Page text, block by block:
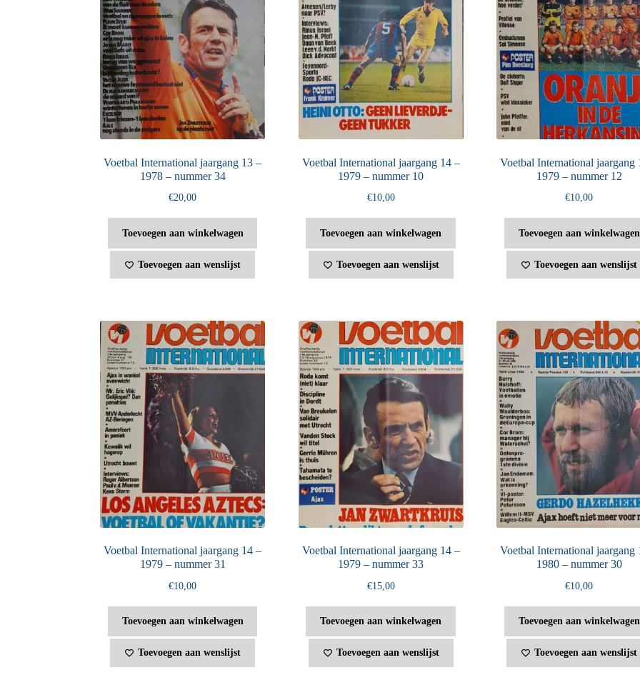
Voetbal International jaargang 13 –
1978 – nummer 34
€20,00
Toevoegen aan winkelwagen
Toevoegen aan wenslijst
Voetbal International jaargang 14 –
1979 – nummer 10
€10,00
Toevoegen aan winkelwagen
Toevoegen aan wenslijst
Voetbal International jaargang
1979 – nummer 12
€10,00
Toevoegen aan winkelwagen
Toevoegen aan wenslijst
Voetbal International jaargang 14 –
1979 – nummer 31
€10,00
Toevoegen aan winkelwagen
Toevoegen aan wenslijst
Voetbal International jaargang 14 –
1979 – nummer 33
€15,00
Toevoegen aan winkelwagen
Toevoegen aan wenslijst
Voetbal International jaargang
1980 – nummer 30
€10,00
Toevoegen aan winkelwagen
Toevoegen aan wenslijst